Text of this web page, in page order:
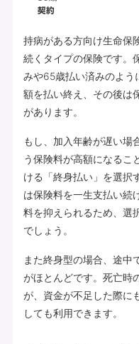
持病がある方向け生命保
続くタイプの保険です。
みや65歳払い済みのよう
額を払い終え、その後は
があります。
もし、加入年齢が遅い場
う保険料が高額になるこ
ける「終身払い」を選択
は保険料を一生支払い続
料を抑えられるため、選
でしょう。
また終身型の場合、途中
がほとんどです。死亡時
が、資金が不足した際に
しても利用できます。